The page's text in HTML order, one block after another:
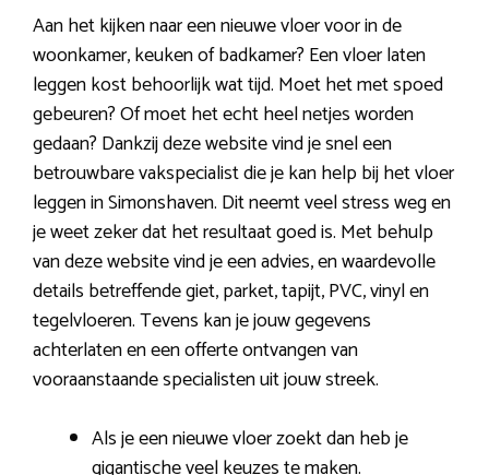
Aan het kijken naar een nieuwe vloer voor in de
woonkamer, keuken of badkamer? Een vloer laten
leggen kost behoorlijk wat tijd. Moet het met spoed
gebeuren? Of moet het echt heel netjes worden
gedaan? Dankzij deze website vind je snel een
betrouwbare vakspecialist die je kan help bij het vloer
leggen in Simonshaven. Dit neemt veel stress weg en
je weet zeker dat het resultaat goed is. Met behulp
van deze website vind je een advies, en waardevolle
details betreffende giet, parket, tapijt, PVC, vinyl en
tegelvloeren. Tevens kan je jouw gegevens
achterlaten en een offerte ontvangen van
vooraanstaande specialisten uit jouw streek.
Als je een nieuwe vloer zoekt dan heb je